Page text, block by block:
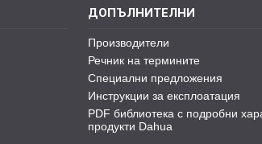
ДОПЪЛНИТЕЛНИ
Производители
Речник на термините
Специални предложения
Инструкции за експлоатация
PDF библиотека с подробни
продукти Dahua